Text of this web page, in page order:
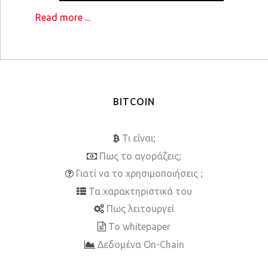
Read more ...
BITCOIN
Τι είναι;
Πως το αγοράζεις;
Γιατί να το χρησιμοποιήσεις ;
Τα χαρακτηριστικά του
Πως λειτουργεί
To whitepaper
Δεδομένα On-Chain